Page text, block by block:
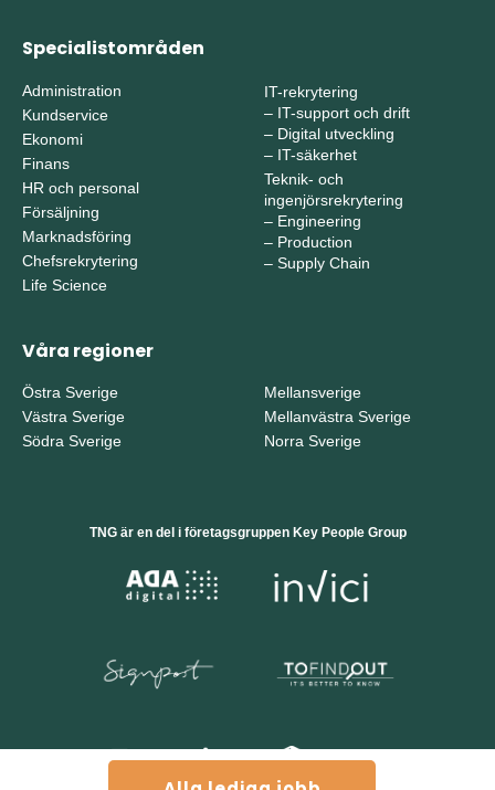
Specialistområden
Administration
Kundservice
Ekonomi
Finans
HR och personal
Försäljning
Marknadsföring
Chefsrekrytering
Life Science
IT-rekrytering
– IT-support och drift
– Digital utveckling
– IT-säkerhet
Teknik- och
ingenjörsrekrytering
– Engineering
– Production
– Supply Chain
Våra regioner
Östra Sverige
Västra Sverige
Södra Sverige
Mellansverige
Mellanvästra Sverige
Norra Sverige
TNG är en del i företagsgruppen Key People Group